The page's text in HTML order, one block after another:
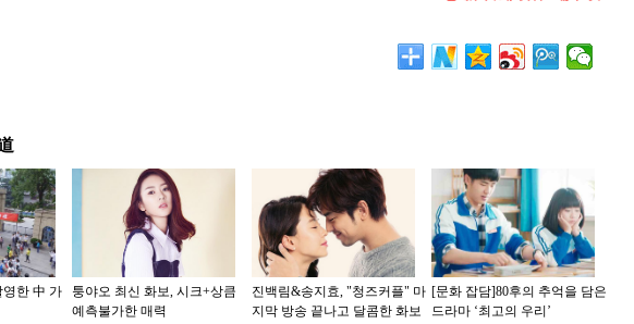
한 中 가
퉁야오 최신 화보, 시크+상큼
예측불가한 매력
진백림&송지효, "청즈커플" 마
지막 방송 끝나고 달콤한 화보
[문화 잡담]80후의 추억을 담은
드라마 ‘최고의 우리’